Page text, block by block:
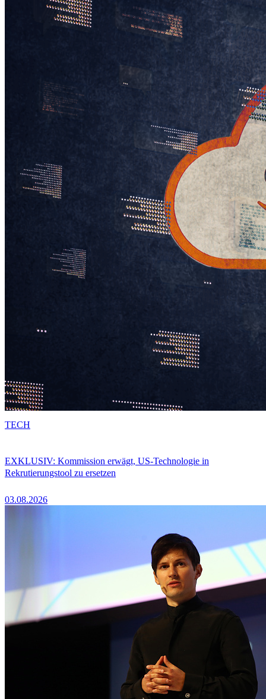
EXKLUSIV: Kommission erwägt, US-Technologie in
Rekrutierungstool zu ersetzen
03.08.2026
TECH